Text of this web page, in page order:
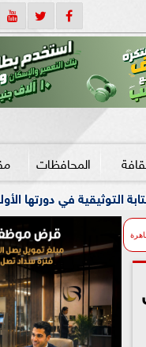
المحافظات
الأولى